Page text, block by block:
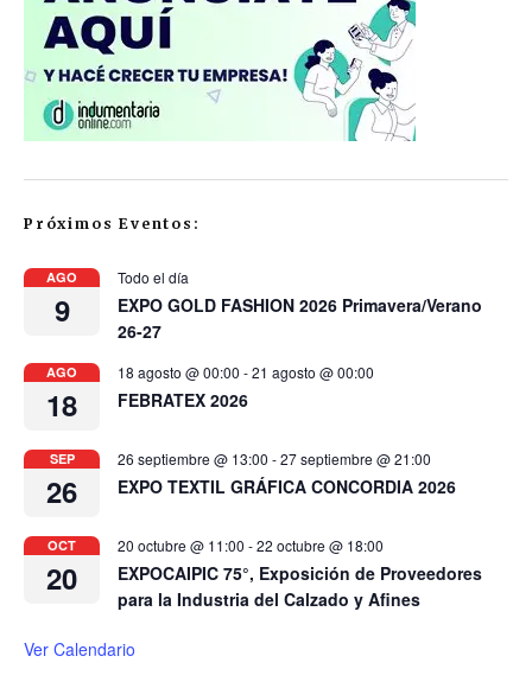
Próximos Eventos:
AGO
9
Todo el día
EXPO GOLD FASHION 2026 Primavera/Verano
26-27
AGO
18
18 agosto @ 00:00 -21 agosto @ 00:00
FEBRATEX 2026
SEP
26
26 septiembre @ 13:00 -27 septiembre @ 21:00
EXPO TEXTIL GRÁFICA CONCORDIA 2026
OCT
20
20 octubre @ 11:00 -22 octubre @ 18:00
EXPOCAIPIC 75°, Exposición de Proveedores
para la Industria del Calzado y Afines
Ver Calendario